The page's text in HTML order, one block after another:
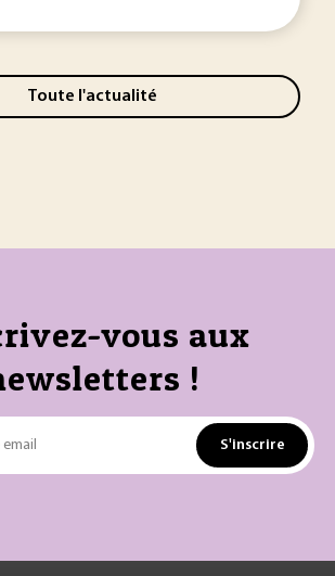
Toute l'actualité
vous aux
!
email S'inscrire